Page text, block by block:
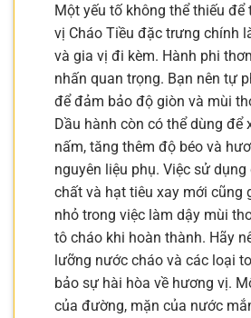
Một yếu tố không thể thiếu để
vị Cháo Tiều đặc trưng chính
và gia vị đi kèm. Hành phi
nhấn quan trọng. Bạn nên tự
để đảm bảo độ giòn và mùi
Dầu hành còn có thể dùng để
nấm, tăng thêm độ béo và
nguyên liệu phụ. Việc sử
chất và hạt tiêu xay mới cũng
nhỏ trong việc làm dậy mùi
tô cháo khi hoàn thành. Hãy
lưỡng nước cháo và các loại
bảo sự hài hòa về hương vị.
của đường, mặn của nước